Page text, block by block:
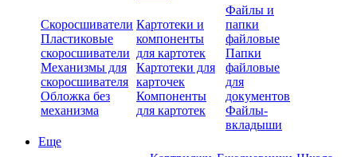
Скоросшиватели
Пластиковые
скоросшиватели
Механизмы для
скоросшивателя
Обложка без
механизма
Картотеки и
компоненты
для картотек
Картотеки для
карточек
Компоненты
для картотек
Файлы и
папки
файловые
Папки
файловые
для
документов
Файлы-
вкладыши
Еще